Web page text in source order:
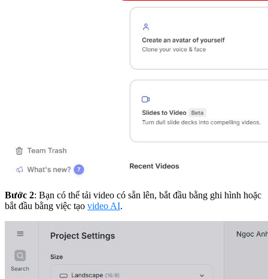
Bước 2: Bạn có thể tải video có sẵn lên, bắt đầu bằng ghi hình hoặc
bắt đầu bằng việc tạo video AI.